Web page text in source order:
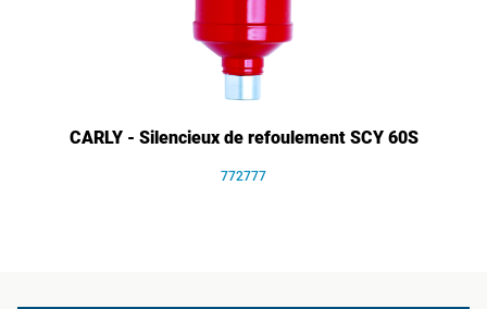
CARLY - Silencieux de refoulement SCY 60S
772777